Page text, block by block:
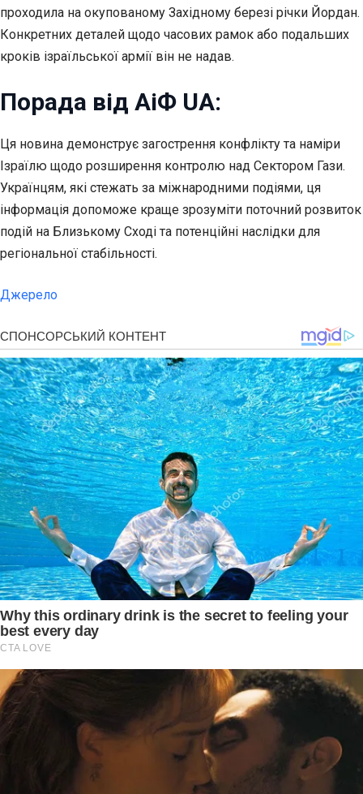
проходила на окупованому Західному березі річки Йордан.
Конкретних деталей щодо часових рамок або подальших
кроків ізраїльської армії він не надав.
Порада від АіФ UA:
Ця новина демонструє загострення конфлікту та наміри
Ізраїлю щодо розширення контролю над Сектором Гази.
Українцям, які стежать за міжнародними подіями, ця
інформація допоможе краще зрозуміти поточний розвиток
подій на Близькому Сході та потенційні наслідки для
регіональної стабільності.
Джерело